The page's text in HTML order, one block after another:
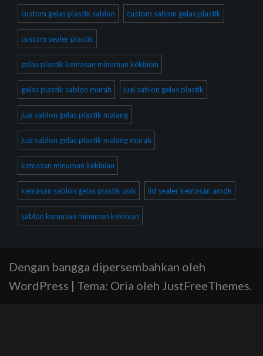
custom gelas plastik sablon custom sablon gelas plastik
custom sealer plastik
gelas plastik kemasan minuman kekinian
gelas plastik sablon murah jual sablon gelas plastik
jual sablon gelas plastik malang
jual sablon gelas plastik malang murah
kemasan minuman kekinian
kemasan sablon gelas plastik unik lid sealer kemasan amdk
sablon kemasan minuman kekinian
Dengan bangga dipersembahkan oleh
WordPress | Tema: Oria oleh JustFreeThemes.